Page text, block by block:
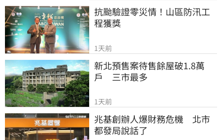
抗颱驗證零災情！山區防汛工
程獲獎
1天前
新北預售案待售餘屋破1.8萬
戶　三市最多
1天前
兆基創辦人爆財務危機　北市
都發局說話了